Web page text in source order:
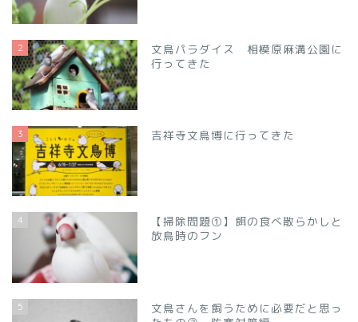
2
文鳥パラダイス 相模原麻溝公園に
行ってきた
3 吉祥寺文鳥博に行ってきた
4
【掃除問題①】餌の食べ散らかしと
放鳥時のフン
5
文鳥さんを飼うために必要だと思っ